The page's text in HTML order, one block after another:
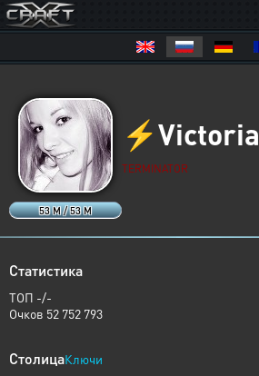
53 M / 53 M
⚡Victoria
TERMINATOR
Статистика
ТОП -/-
Очков 52 752 793
СтолицаКлючи